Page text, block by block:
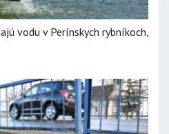
vodu v Perínskych rybníkoch,